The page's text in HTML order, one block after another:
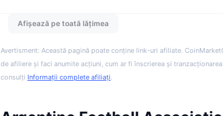
Afișează pe toată lățimea
Avertisment: Această pagină poate conține link-uri afiliate.
de afiliere și faci anumite acțiuni, cum ar fi înscrierea și
consulți Informații complete afiliați.